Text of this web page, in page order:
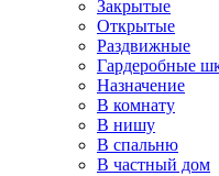
Закрытые
Открытые
Раздвижные
Гардеробные
Назначение
В комнату
В нишу
В спальню
В частный дом